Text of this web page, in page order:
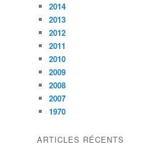
2014
2013
2012
2011
2010
2009
2008
2007
1970
ARTICLES RÉCENTS